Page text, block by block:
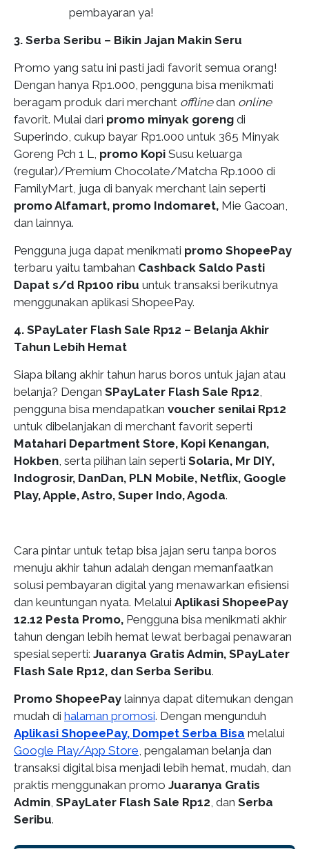
pembayaran ya!
3. Serba Seribu – Bikin Jajan Makin Seru
Promo yang satu ini pasti jadi favorit semua orang!
Dengan hanya Rp1.000, pengguna bisa menikmati
beragam produk dari merchant offlinedan online
favorit. Mulai dari promo minyak goreng di
Superindo, cukup bayar Rp1.000 untuk 365 Minyak
Goreng Pch 1 L, promo Kopi Susu keluarga
(regular)/Premium Chocolate/Matcha Rp.1000 di
FamilyMart, juga di banyak merchant lain seperti
promo Alfamart, promo Indomaret, Mie Gacoan,
dan lainnya.
Pengguna juga dapat menikmati promo ShopeePay
terbaru yaitu tambahan Cashback Saldo Pasti
Dapat s/d Rp100 ribu untuk transaksi berikutnya
menggunakan aplikasi ShopeePay.
4. SPayLater Flash Sale Rp12 – Belanja Akhir
Tahun Lebih Hemat
Siapa bilang akhir tahun harus boros untuk jajan atau
belanja? Dengan SPayLater Flash Sale Rp12
pengguna bisa mendapatkan voucher senilai Rp12
untuk dibelanjakan di merchant favorit seperti
Matahari Department Store, Kopi Kenangan,
Hokben , serta pilihan lain seperti Solaria, Mr DIY,
Indogrosir, DanDan, PLN Mobile, Netflix, Google
Play, Apple, Astro, Super Indo, Agoda.
Cara pintar untuk tetap bisa jajan seru tanpa boros
menuju akhir tahun adalah dengan memanfaatkan
solusi pembayaran digital yang menawarkan efisiensi
dan keuntungan nyata. Melalui Aplikasi ShopeePay
12.12 Pesta Promo, Pengguna bisa menikmati akhir
tahun dengan lebih hemat lewat berbagai penawaran
spesial seperti: Juaranya Gratis Admin, SPayLater
Flash Sale Rp12, dan Serba Seribu.
Promo ShopeePay lainnya dapat ditemukan dengan
mudah di halaman promosi. Dengan mengunduh
Aplikasi ShopeePay, Dompet Serba Bisa melalui
Google Play/App Store , pengalaman belanja dan
transaksi digital bisa menjadi lebih hemat, mudah, dan
praktis menggunakan promo Juaranya Gratis
Admin SPayLater Flash Sale Rp12 , dan Serba
Seribu.